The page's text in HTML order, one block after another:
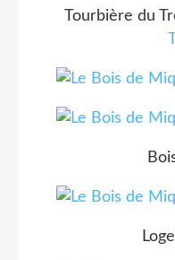
Tourbière du